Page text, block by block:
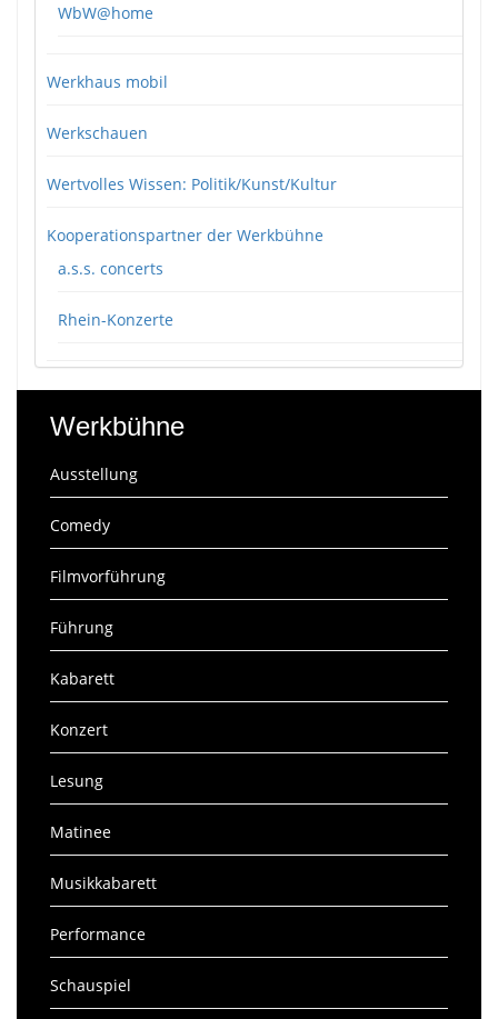
WbW@home
Werkhaus mobil
Werkschauen
Wertvolles Wissen: Politik/Kunst/Kultur
Kooperationspartner der Werkbühne
a.s.s. concerts
Rhein-Konzerte
Werkbühne
Ausstellung
Comedy
Filmvorführung
Führung
Kabarett
Konzert
Lesung
Matinee
Musikkabarett
Performance
Schauspiel